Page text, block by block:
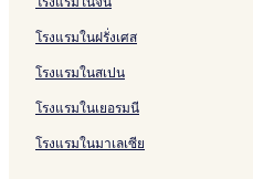
โรงแรมราคาถูกใน ศรีภูมิ
โรงแรมใกล้ อุทยานการค้ากาดสวนแ
โรงแรมใกล้ วัดเชียงยืน
โรงแรมใกล้ ตลาดสมเพชร
โรงแรมใกล้ โรงพยาบาลมหาราชน
โรงแรมในฝรั่งเศส
โรงแรมในสเปน
โรงแรมในเยอรมนี
โรงแรมในมาเลเซีย